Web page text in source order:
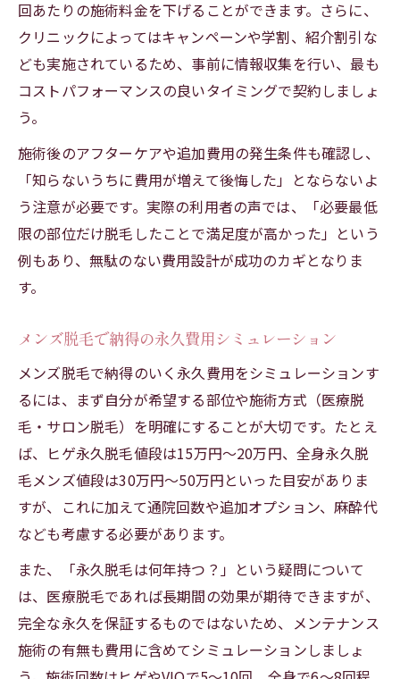
回あたりの施術料金を下げることができます。さらに、
クリニックによってはキャンペーンや学割、紹介割引な
ども実施されているため、事前に情報収集を行い、最も
コストパフォーマンスの良いタイミングで契約しましょ
う。
施術後のアフターケアや追加費用の発生条件も確認し、
「知らないうちに費用が増えて後悔した」とならないよ
う注意が必要です。実際の利用者の声では、「必要最低
限の部位だけ脱毛したことで満足度が高かった」という
例もあり、無駄のない費用設計が成功のカギとなりま
す。
メンズ脱毛で納得の永久費用シミュレーション
メンズ脱毛で納得のいく永久費用をシミュレーションす
るには、まず自分が希望する部位や施術方式（医療脱
毛・サロン脱毛）を明確にすることが大切です。たとえ
ば、ヒゲ永久脱毛値段は15万円〜20万円、全身永久脱
毛メンズ値段は30万円〜50万円といった目安がありま
すが、これに加えて通院回数や追加オプション、麻酔代
なども考慮する必要があります。
また、「永久脱毛は何年持つ？」という疑問について
は、医療脱毛であれば長期間の効果が期待できますが、
完全な永久を保証するものではないため、メンテナンス
施術の有無も費用に含めてシミュレーションしましょ